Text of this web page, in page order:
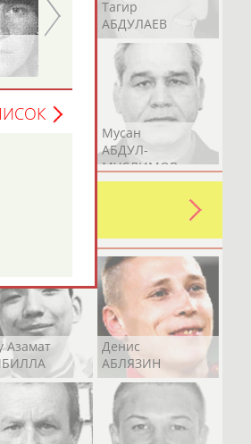
Тагир
АБДУЛАЕВ
Мусан
АБДУЛ-
МУСЛИМОВ
уже
Азамат
Денис
АБЛЯЗИН
Сергей
ЛАСЬКОВ